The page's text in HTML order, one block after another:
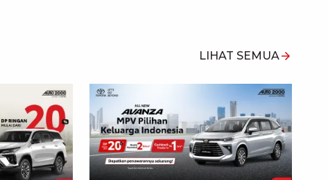
LIHAT SEMUA